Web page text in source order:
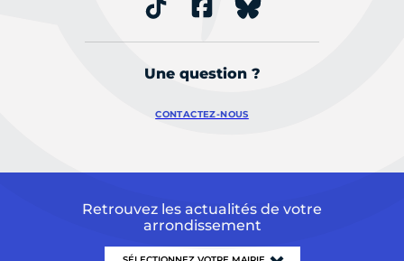
Une question ?
CONTACTEZ-NOUS
Retrouvez les actualités de votre
arrondissement